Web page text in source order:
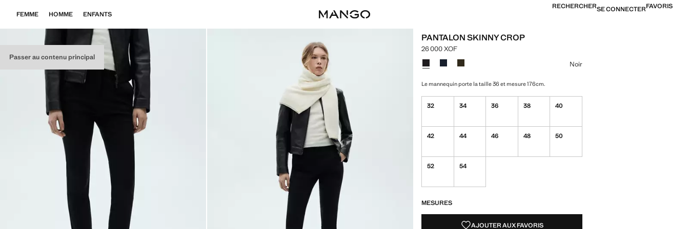
Passer au contenu principal
FEMME HOMME ENFANTS
RECHERCHERSE CONNECTERFAVORIS
PANTALON SKINNY CROP
Prix actuel [26 000 XOF ]
26 000 XOF
Choisissez une couleur
Couleur Noir sélectionnée
Couleur Bleu marine foncé
Couleur Kaki
Noir
Le mannequin porte la taille 36 et mesure 176cm.
32 34 36 38 40
42 44 46 48 50
52 54
MESURES
AJOUTER AUX FAVORIS